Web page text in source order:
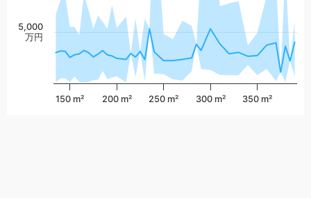
150 m² 200 m² 250 m² 300 m² 350 m²
5,000
万円